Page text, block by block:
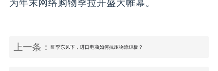
为年末网络购物季拉开盛大帷幕。
上一条：旺季东风下，进口电商如何抗压物流短板？